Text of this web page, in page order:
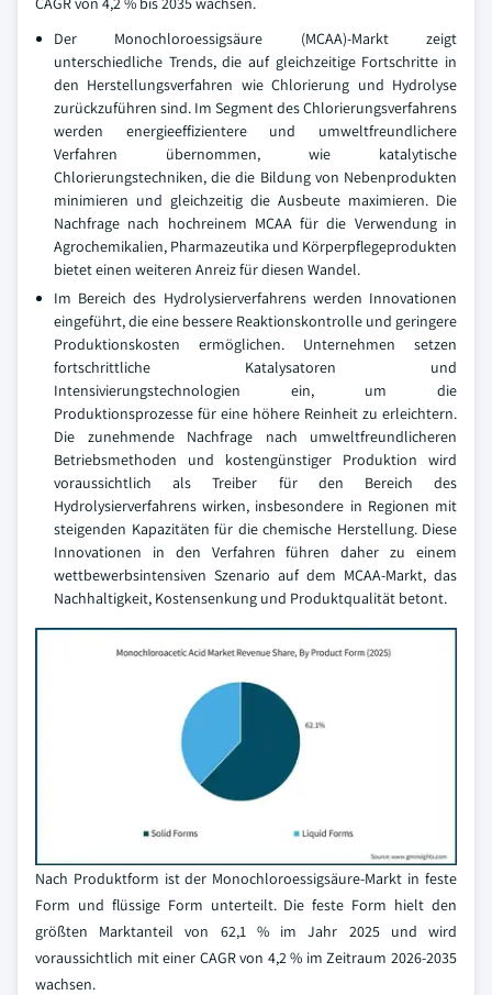
Der Monochloroessigsäure (MCAA)-Markt zeigt
unterschiedliche Trends, die auf gleichzeitige Fortschritte in
den Herstellungsverfahren wie Chlorierung und Hydrolyse
zurückzuführen sind. Im Segment des Chlorierungsverfahrens
werden energieeffizientere und umweltfreundlichere
Verfahren übernommen, wie katalytische
Chlorierungstechniken, die die Bildung von Nebenprodukten
minimieren und gleichzeitig die Ausbeute maximieren. Die
Nachfrage nach hochreinem MCAA für die Verwendung in
Agrochemikalien, Pharmazeutika und Körperpflegeprodukten
bietet einen weiteren Anreiz für diesen Wandel.
Im Bereich des Hydrolysierverfahrens werden Innovationen
eingeführt, die eine bessere Reaktionskontrolle und geringere
Produktionskosten ermöglichen. Unternehmen setzen
fortschrittliche Katalysatoren und
Intensivierungstechnologien ein, um die
Produktionsprozesse für eine höhere Reinheit zu erleichtern.
Die zunehmende Nachfrage nach umweltfreundlicheren
Betriebsmethoden und kostengünstiger Produktion wird
voraussichtlich als Treiber für den Bereich des
Hydrolysierverfahrens wirken, insbesondere in Regionen mit
steigenden Kapazitäten für die chemische Herstellung. Diese
Innovationen in den Verfahren führen daher zu einem
wettbewerbsintensiven Szenario auf dem MCAA-Markt, das
Nachhaltigkeit, Kostensenkung und Produktqualität betont.
Nach Produktform ist der Monochloroessigsäure-Markt in feste
Form und flüssige Form unterteilt. Die feste Form hielt den
größten Marktanteil von 62,1 % im Jahr 2025 und wird
voraussichtlich mit einer CAGR von 4,2 % im Zeitraum 2026-2035
wachsen.